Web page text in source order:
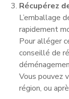
Récupérez
L’emballage
rapidement
Pour alléger
conseillé de
Vous pouvez
région, ou